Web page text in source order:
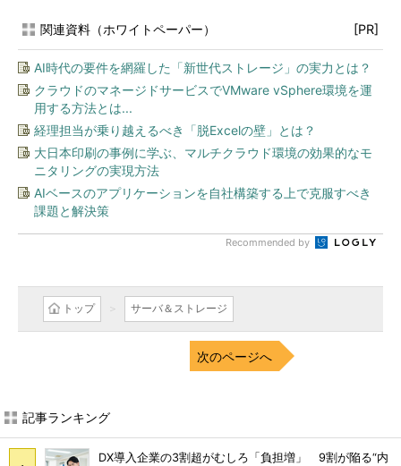
関連資料（ホワイトペーパー） [PR]
AI時代の要件を網羅した「新世代ストレージ」の実力とは？
クラウドのマネージドサービスでVMware vSphere環境を運
用する方法とは...
経理担当が乗り越えるべき「脱Excelの壁」とは？
大日本印刷の事例に学ぶ、マルチクラウド環境の効果的なモ
ニタリングの実現方法
AIベースのアプリケーションを自社構築する上で克服すべき
課題と解決策
Recommended by
トップ サーバ＆ストレージ
次のページへ
記事ランキング
DX導入企業の3割超がむしろ「負担増」 9割が陥る“内